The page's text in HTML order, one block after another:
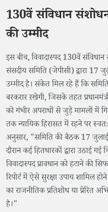
130वें संविधान
की उम्मीद
इस बीच, विवादास्पद 130वें
संसदीय समिति (जेपीसी) द्वारा 17
उम्मीद है। संकेत मिल रहे हैं कि
बरकरार रखेगी, जिसके तहत
को गंभीर अपराधों से जुड़े मामलों में
तक न्यायिक हिरासत में रहने पर
अनुसार, "समिति की बैठक 17 जुलाई
दौरान कई हितधारकों द्वारा उठाई
विवादास्पद प्रावधान को हटाने की
रिपोर्ट में ऐसे सुरक्षा उपाय शामिल
का राजनीतिक प्रतिशोध या प्रेरित
है।"